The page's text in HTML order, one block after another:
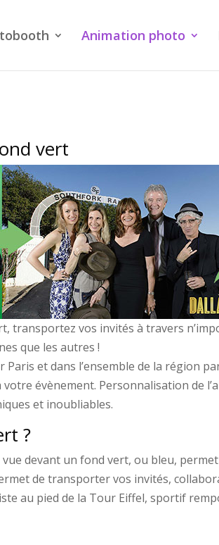
Animation photo
vert
transportez vos invités à travers
que les autres !
Paris et dans l’ensemble de la région
évènement. Personnalisation de
et inoubliables.
?
devant un fond vert, ou bleu,
de transporter vos invités,
au pied de la Tour Eiffel, sportif